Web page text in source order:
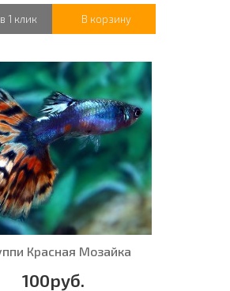
1 клик В корзину
Красная Мозайка
100руб.